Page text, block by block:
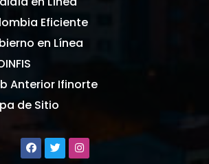
Eficiente
en Línea
Anterior Ifinorte
de Sitio